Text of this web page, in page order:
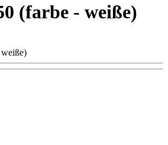
(farbe - weiße)